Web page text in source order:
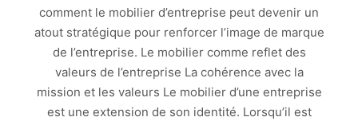
comment le mobilier d’entreprise peut devenir un
atout stratégique pour renforcer l’image de marque
de l’entreprise. Le mobilier comme reflet des
valeurs de l’entreprise La cohérence avec la
mission et les valeurs Le mobilier d’une entreprise
est une extension de son identité. Lorsqu’il est